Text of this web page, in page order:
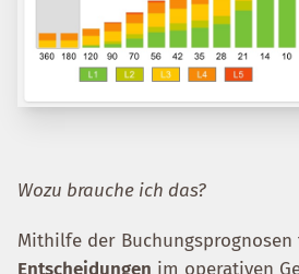
Wozu brauche ich das?
Mithilfe der Buchungsprognosen